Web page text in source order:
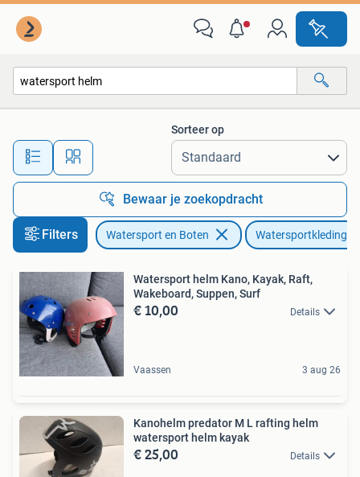
Alle afstanden…
Sorteer op
Bewaar je zoekopdracht
Filters Watersport en Boten Watersportkleding
Watersport helm Kano, Kayak, Raft,
Wakeboard, Suppen, Surf
€ 10,00 Details
Vaassen 3 aug 26
Kanohelm predator M L rafting helm
watersport helm kayak
€ 25,00 Details